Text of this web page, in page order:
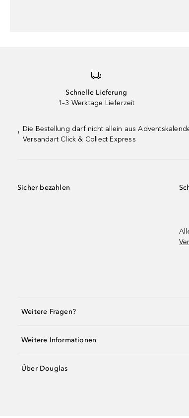
Schnelle Lieferung
1–3 Werktage Lieferzeit
¹
Die Bestellung darf nicht allein aus
Versandart Click & Collect Express
Sicher bezahlen
Weitere Fragen?
Weitere Informationen
Über Douglas